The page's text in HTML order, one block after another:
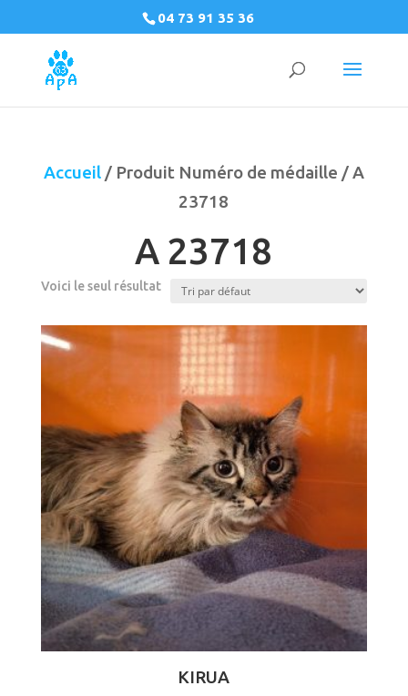
04 73 91 35 36
Accueil/ Produit Numéro de médaille / A
23718
A 23718
Voici le seul résultat
KIRUA